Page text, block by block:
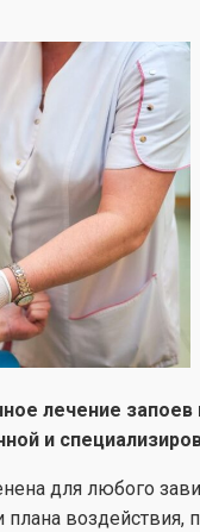
лечение
и
для любого
плана